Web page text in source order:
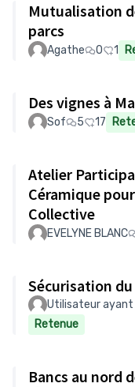
Mutualisation
parcs
Agathe 0 1
Des vignes à
Sof 5 17
Atelier Participatif de
Céramique pour la
Collective
EVELYNE BLANC
Sécurisation
Utilisateur ayant
Retenue
Bancs au nord